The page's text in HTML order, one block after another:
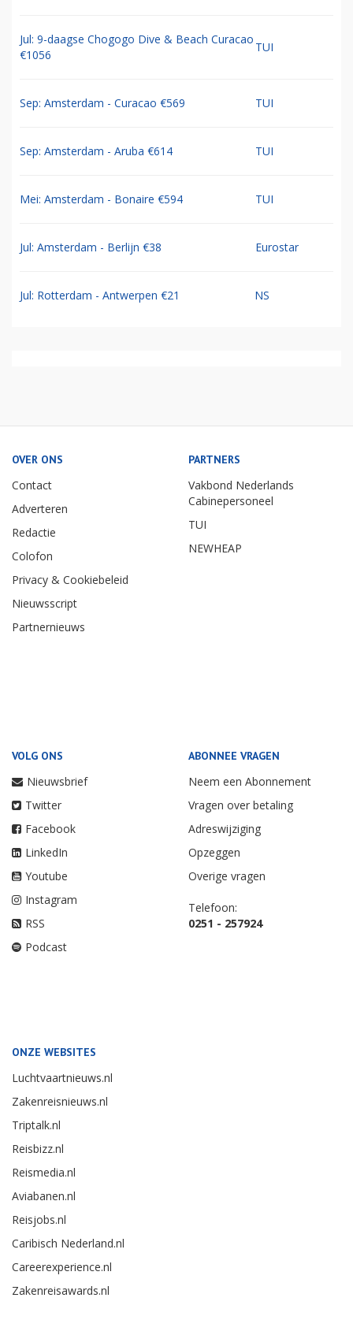
Jul: 9-daagse Chogogo Dive & Beach Curacao
€1056
TUI
Sep: Amsterdam - Curacao €569 TUI
Sep: Amsterdam - Aruba €614 TUI
Mei: Amsterdam - Bonaire €594 TUI
Jul: Amsterdam - Berlijn €38 Eurostar
Jul: Rotterdam - Antwerpen €21 NS
OVER ONS
Contact
Adverteren
Redactie
Colofon
Privacy & Cookiebeleid
Nieuwsscript
Partnernieuws
PARTNERS
Vakbond Nederlands
Cabinepersoneel
TUI
NEWHEAP
VOLG ONS
Nieuwsbrief
Twitter
Facebook
LinkedIn
Youtube
Instagram
RSS
Podcast
ABONNEE VRAGEN
Neem een Abonnement
Vragen over betaling
Adreswijziging
Opzeggen
Overige vragen
Telefoon:
0251 - 257924
ONZE WEBSITES
Luchtvaartnieuws.nl
Zakenreisnieuws.nl
Triptalk.nl
Reisbizz.nl
Reismedia.nl
Aviabanen.nl
Reisjobs.nl
Caribisch Nederland.nl
Careerexperience.nl
Zakenreisawards.nl